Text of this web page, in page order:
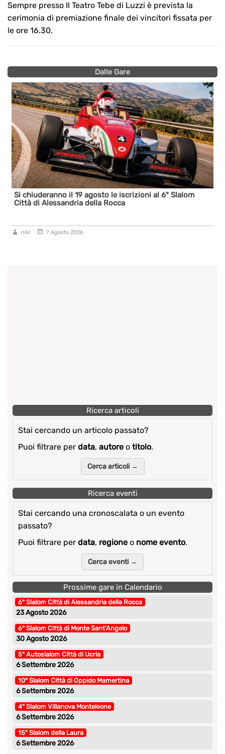
Sempre presso Il Teatro Tebe di Luzzi è prevista la
cerimonia di premiazione finale dei vincitori fissata per
le ore 16.30.
Dalle Gare
Si chiuderanno il 19 agosto le iscrizioni al 6° Slalom
Città di Alessandria della Rocca
niki 7 Agosto 2026
Ricerca articoli
Stai cercando un articolo passato?
Puoi filtrare per data, autore o titolo.
Cerca articoli →
Ricerca eventi
Stai cercando una cronoscalata o un evento
passato?
Puoi filtrare per data, regione o nome evento.
Cerca eventi →
Prossime gare in Calendario
6° Slalom Città di Alessandria della Rocca
23 Agosto 2026
6° Slalom Città di Monte Sant’Angelo
30 Agosto 2026
5° Autoslalom Città di Ucria
6 Settembre 2026
10° Slalom Città di Oppido Mamertina
6 Settembre 2026
4° Slalom Villanova Monteleone
6 Settembre 2026
15° Slalom della Laura
6 Settembre 2026